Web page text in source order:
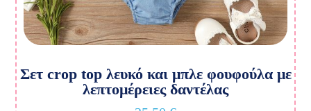
Σετ crop top λευκό και μπλε φουφούλα με
λεπτομέρειες δαντέλας